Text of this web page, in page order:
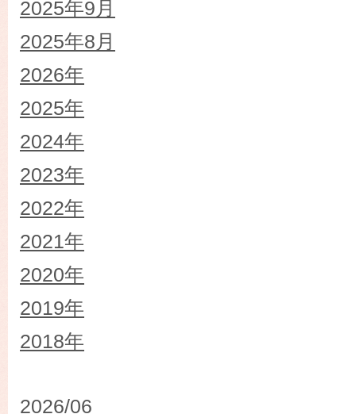
2025年9月
2025年8月
2026年
2025年
2024年
2023年
2022年
2021年
2020年
2019年
2018年
2026/06